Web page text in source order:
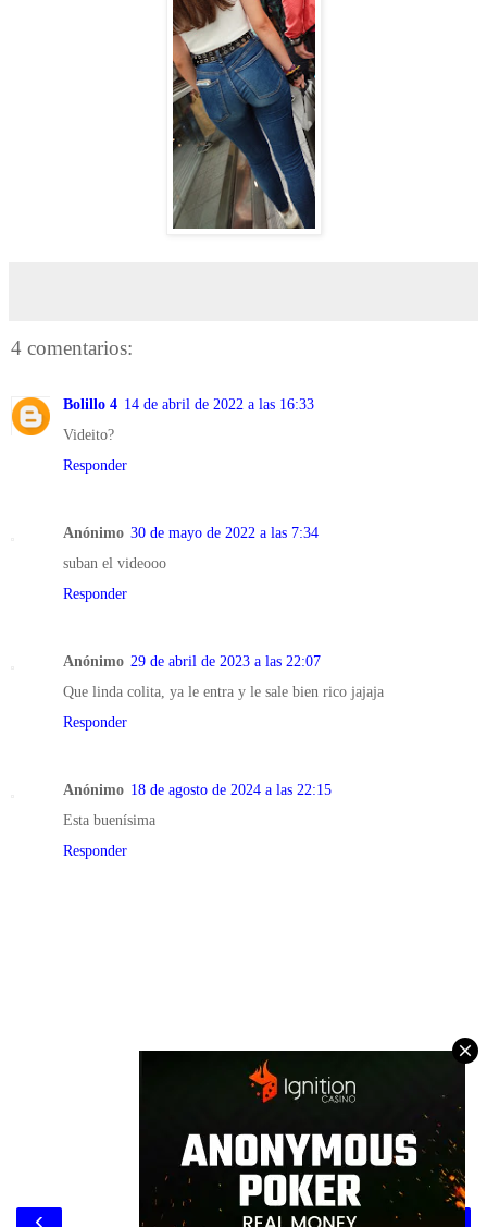
4 comentarios:
Bolillo 4 14 de abril de 2022 a las 16:33
Videito?
Responder
Anónimo 30 de mayo de 2022 a las 7:34
suban el videooo
Responder
Anónimo 29 de abril de 2023 a las 22:07
Que linda colita, ya le entra y le sale bien rico jajaja
Responder
Anónimo 18 de agosto de 2024 a las 22:15
Esta buenísima
Responder
‹ Inicio